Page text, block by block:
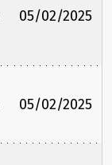
05/02/2025
05/02/2025